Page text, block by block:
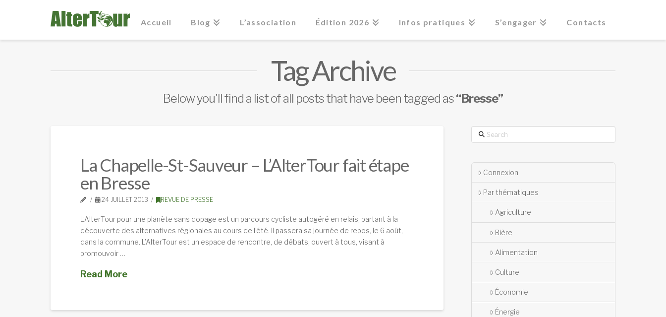
Accueil Blog L’association Édition 2026 Infos pratiques S’engager Contacts
Tag Archive
Below you'll find a list of all posts that have been tagged as“Bresse”
La Chapelle-St-Sauveur – L’AlterTour fait étape
en Bresse
24 JUILLET 2013 REVUE DE PRESSE
L’AlterTour pour une planète sans dopage est un parcours cycliste autogéré en relais, partant à la
découverte des alternatives régionales au cours de l’été. Il passera sa journée de repos, le 6 août,
dans la commune. L’AlterTour est un espace de rencontre, de débats, ouvert à tous, visant à
promouvoir …
Read More
Search
Connexion
Par thématiques
Agriculture
Bière
Alimentation
Culture
Économie
Énergie